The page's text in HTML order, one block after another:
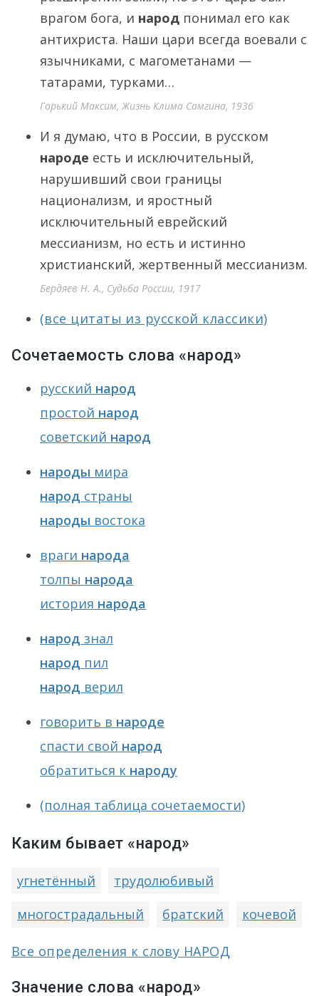
врагом бога, и народ понимал его как
антихриста. Наши цари всегда воевали с
язычниками, с магометанами —
татарами, турками…
Горький Максим, Жизнь Клима Самгина, 1936
И я думаю, что в России, в русском
народе есть и исключительный,
нарушивший свои границы
национализм, и яростный
исключительный еврейский
мессианизм, но есть и истинно
христианский, жертвенный мессианизм.
Бердяев Н. А., Судьба России, 1917
(все цитаты из русской классики)
Сочетаемость слова «народ»
русский народ
простой народ
советский народ
народы мира
народ страны
народы востока
враги народа
толпы народа
история народа
народ знал
народ пил
народ верил
говорить в народе
спасти свой народ
обратиться к народу
(полная таблица сочетаемости)
Каким бывает «народ»
угнетённый
трудолюбивый
многострадальный
братский кочевой
Все определения к слову НАРОД
Значение слова «народ»